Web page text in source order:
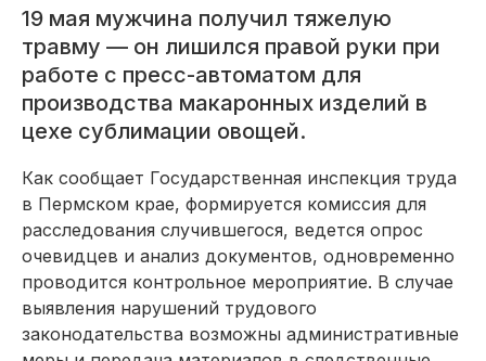
19 мая мужчина получил тяжелую
травму — он лишился правой руки при
работе с пресс-автоматом для
производства макаронных изделий в
цехе сублимации овощей.
Как сообщает Государственная инспекция труда
в Пермском крае, формируется комиссия для
расследования случившегося, ведется опрос
очевидцев и анализ документов, одновременно
проводится контрольное мероприятие. В случае
выявления нарушений трудового
законодательства возможны административные